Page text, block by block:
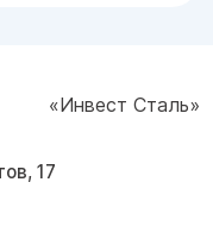
«Инвест Сталь»
17